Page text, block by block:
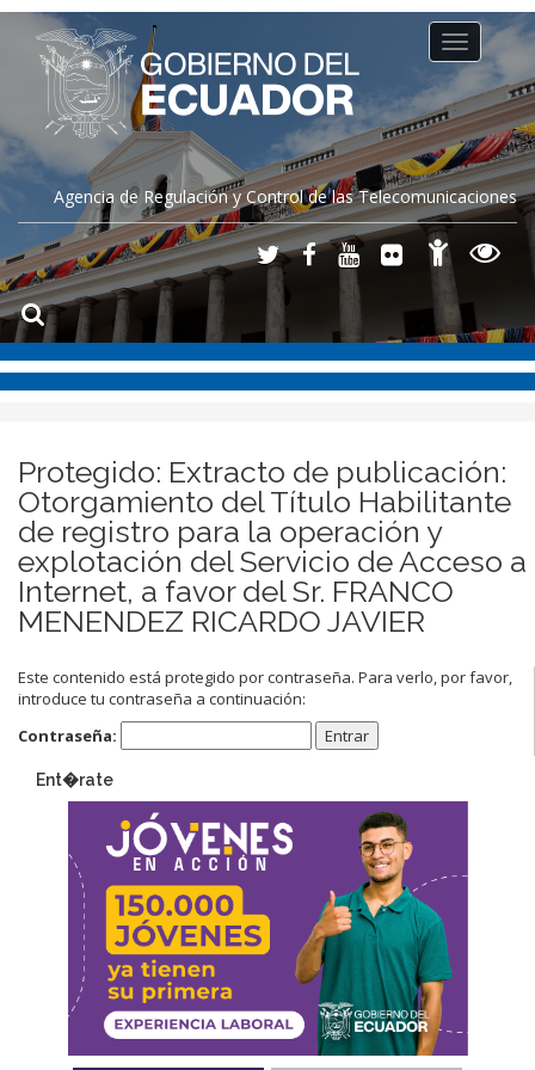
Agencia de Regulación y Control de las Telecomunicaciones
Toggle
navigation
Protegido: Extracto de publicación:
Otorgamiento del Título Habilitante
de registro para la operación y
explotación del Servicio de Acceso a
Internet, a favor del Sr. FRANCO
MENENDEZ RICARDO JAVIER
Este contenido está protegido por contraseña. Para verlo, por favor,
introduce tu contraseña a continuación:
Contraseña:
Ent�rate